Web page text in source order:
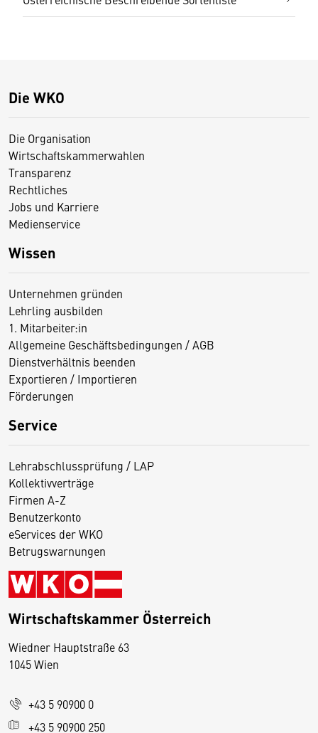
Die WKO
Die Organisation
Wirtschaftskammerwahlen
Transparenz
Rechtliches
Jobs und Karriere
Medienservice
Wissen
Unternehmen gründen
Lehrling ausbilden
1. Mitarbeiter:in
Allgemeine Geschäftsbedingungen / AGB
Dienstverhältnis beenden
Exportieren / Importieren
Förderungen
Service
Lehrabschlussprüfung / LAP
Kollektivverträge
Firmen A-Z
Benutzerkonto
eServices der WKO
Betrugswarnungen
Wirtschaftskammer Österreich
Wiedner Hauptstraße 63
1045 Wien
+43 5 90900 0
+43 5 90900 250
D
s
e